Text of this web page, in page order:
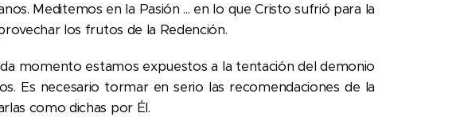
Meditemos en la Pasión ... en lo que Cristo sufrió para la
los frutos de la Redención.
momento estamos expuestos a la tentación del demonio
Es necesario tormar en serio las recomendaciones de la
como dichas por Él.